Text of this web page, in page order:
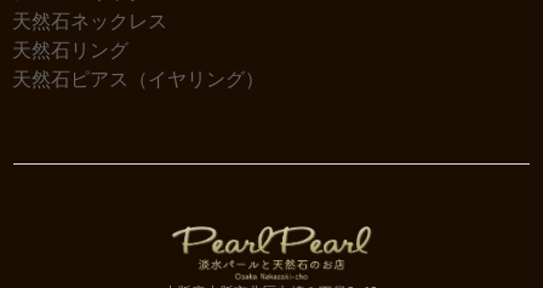
天然石ネックレス
天然石リング
天然石ピアス（イヤリング）